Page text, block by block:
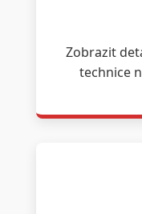
Zobrazit
technice